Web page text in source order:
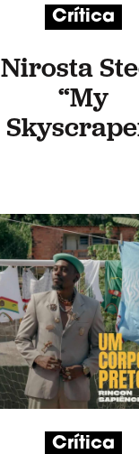
Crítica
Nirosta
“My
Crítica